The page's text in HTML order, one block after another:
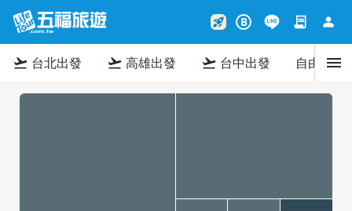
rocket_launch B contract person
flight_takeoff 台北出發 flight_takeoff 高雄出發 flight_takeoff 台中出發 自由行menu